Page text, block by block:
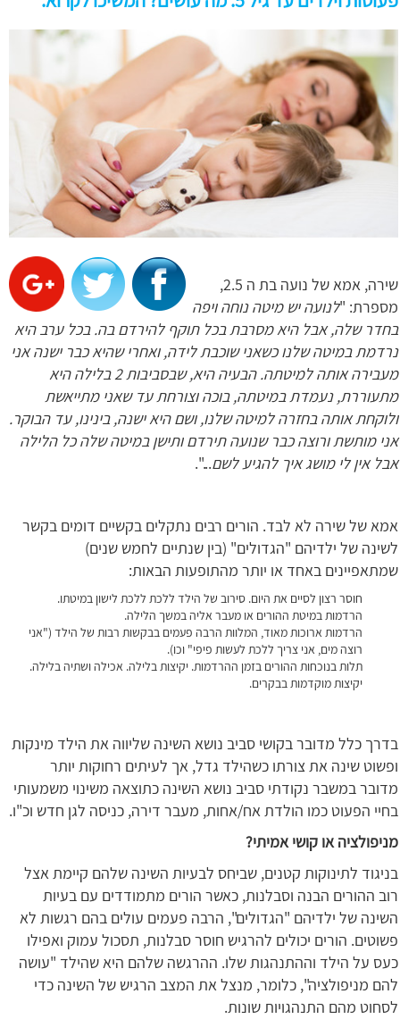
שירה, אמא של נועה בת ה 2.5,
מספרת: "לנועה יש מיטה נוחה ויפה
בחדר שלה, אבל היא מסרבת בכל תוקף להירדם בה. בכל ערב היא
נרדמת במיטה שלנו כשאני שוכבת לידה, ואחרי שהיא כבר ישנה אני
מעבירה אותה למיטתה. הבעיה היא, שבסביבות 2 בלילה היא
מתעוררת, נעמדת במיטתה, בוכה וצורחת עד שאני מתייאשת
ולוקחת אותה בחזרה למיטה שלנו, ושם היא ישנה, בינינו, עד הבוקר.
אני מותשת ורוצה כבר שנועה תירדם ותישן במיטה שלה כל הלילה
אבל אין לי מושג איך להגיע לשם...".
אמא של שירה לא לבד. הורים רבים נתקלים בקשיים דומים בקשר
לשינה של ילדיהם "הגדולים" (בין שנתיים לחמש שנים)
שמתאפיינים באחד או יותר מהתופעות הבאות:
חוסר רצון לסיים את היום. סירוב של הילד ללכת ללכת לישון במיטתו.
הרדמות במיטת ההורים או מעבר אליה במשך הלילה.
הרדמות ארוכות מאוד, המלוות הרבה פעמים בבקשות רבות של הילד ("אני
רוצה מים, אני צריך ללכת לעשות פיפי" וכו).
תלות בנוכחות ההורים בזמן ההרדמות. יקיצות בלילה. אכילה ושתיה בלילה.
יקיצות מוקדמות בבקרים.
בדרך כלל מדובר בקושי סביב נושא השינה שליווה את הילד מינקות
ופשוט שינה את צורתו כשהילד גדל, אך לעיתים רחוקות יותר
מדובר במשבר נקודתי סביב נושא השינה כתוצאה משינוי משמעותי
בחיי הפעוט כמו הולדת אח/אחות, מעבר דירה, כניסה לגן חדש וכ"ו.
מניפולציה או קושי אמיתי?
בניגוד לתינוקות קטנים, שביחס לבעיות השינה שלהם קיימת אצל
רוב ההורים הבנה וסבלנות, כאשר הורים מתמודדים עם בעיות
השינה של ילדיהם "הגדולים", הרבה פעמים עולים בהם רגשות לא
פשוטים. הורים יכולים להרגיש חוסר סבלנות, תסכול עמוק ואפילו
כעס על הילד וההתנהגות שלו. ההרגשה שלהם היא שהילד "עושה
להם מניפולציה", כלומר, מנצל את המצב הרגיש של השינה כדי
לסחוט מהם התנהגויות שונות.